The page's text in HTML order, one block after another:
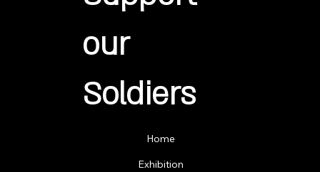
our
Soldiers
Home
Exhibition